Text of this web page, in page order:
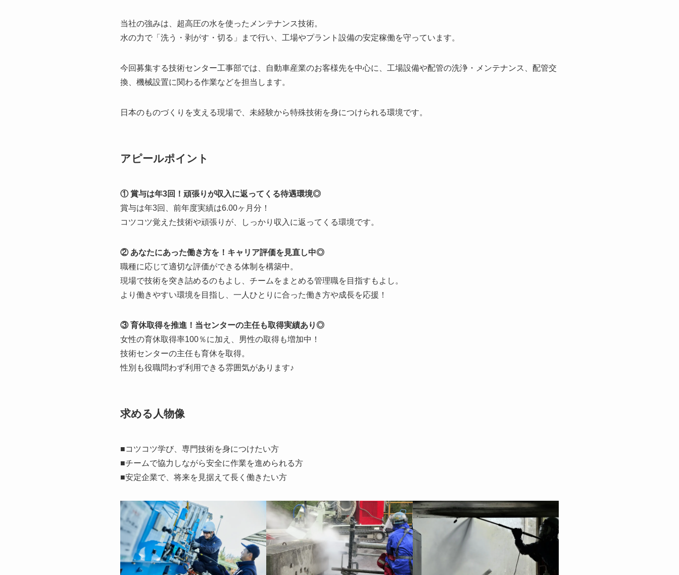
当社の強みは、超高圧の水を使ったメンテナンス技術。
水の力で「洗う・剥がす・切る」まで行い、工場やプラント設備の安定稼働を守っています。
今回募集する技術センター工事部では、自動車産業のお客様先を中心に、工場設備や配管の洗浄・メンテナンス、配管交
換、機械設置に関わる作業などを担当します。
日本のものづくりを支える現場で、未経験から特殊技術を身につけられる環境です。
アピールポイント
① 賞与は年3回！頑張りが収入に返ってくる待遇環境◎
賞与は年3回、前年度実績は6.00ヶ月分！
コツコツ覚えた技術や頑張りが、しっかり収入に返ってくる環境です。
② あなたにあった働き方を！キャリア評価を見直し中◎
職種に応じて適切な評価ができる体制を構築中。
現場で技術を突き詰めるのもよし、チームをまとめる管理職を目指すもよし。
より働きやすい環境を目指し、一人ひとりに合った働き方や成長を応援！
③ 育休取得を推進！当センターの主任も取得実績あり◎
女性の育休取得率100％に加え、男性の取得も増加中！
技術センターの主任も育休を取得。
性別も役職問わず利用できる雰囲気があります♪
求める人物像
■コツコツ学び、専門技術を身につけたい方
■チームで協力しながら安全に作業を進められる方
■安定企業で、将来を見据えて長く働きたい方